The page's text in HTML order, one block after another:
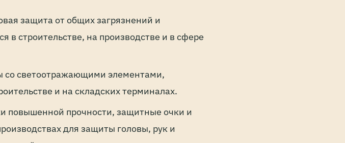
защита от общих загрязнений и
в строительстве, на производстве и в сфере
светоотражающими элементами,
и на складских терминалах.
повышенной прочности, защитные очки и
для защиты головы, рук и